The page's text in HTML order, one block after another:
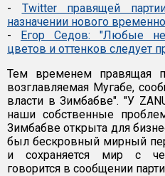
- Twitter правящей
назначении нового
- Егор Седов: "Любые
цветов и оттенков следует
Тем временем правящая
возглавляемая Мугабе,
власти в Зимбабве". "У
наши собственные
Зимбабве открыта для
был бескровный мирный
и сохраняется мир с
говорится в сообщении